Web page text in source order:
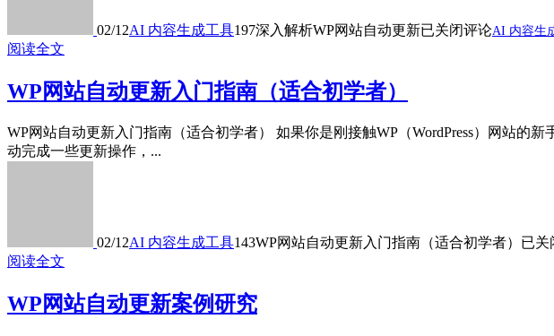
02/12AI 内容生成工具197深入解析WP网站自动更新已关闭评论AI 内容生
阅读全文
WP网站自动更新入门指南（适合初学者）
WP网站自动更新入门指南（适合初学者） 如果你是刚接触WP（WordPress）网站的
动完成一些更新操作，...
02/12AI 内容生成工具143WP网站自动更新入门指南（适合初学者） 已关
阅读全文
WP网站自动更新案例研究